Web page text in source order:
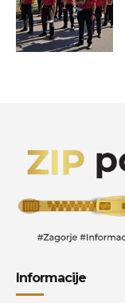
Informacije